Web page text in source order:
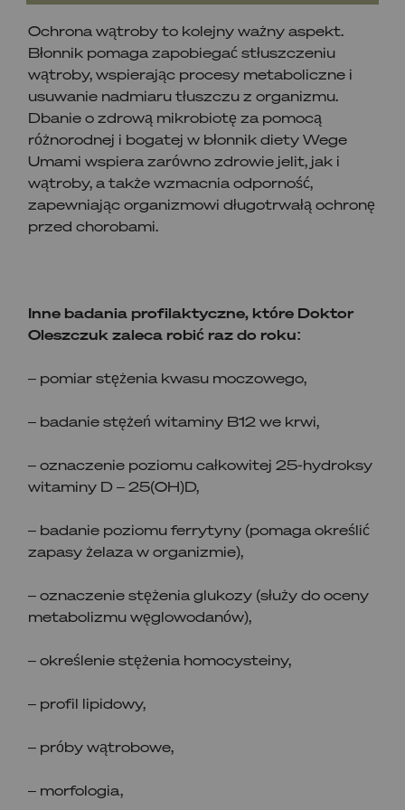
Ochrona wątroby to kolejny ważny aspekt.
Błonnik pomaga zapobiegać stłuszczeniu
wątroby, wspierając procesy metaboliczne i
usuwanie nadmiaru tłuszczu z organizmu.
Dbanie o zdrową mikrobiotę za pomocą
różnorodnej i bogatej w błonnik diety Wege
Umami wspiera zarówno zdrowie jelit, jak i
wątroby, a także wzmacnia odporność,
zapewniając organizmowi długotrwałą ochronę
przed chorobami.
Inne badania profilaktyczne, które Doktor
Oleszczuk zaleca robić raz do roku:
– pomiar stężenia kwasu moczowego,
– badanie stężeń witaminy B12 we krwi,
– oznaczenie poziomu całkowitej 25-hydroksy
witaminy D – 25(OH)D,
– badanie poziomu ferrytyny (pomaga określić
zapasy żelaza w organizmie),
– oznaczenie stężenia glukozy (służy do oceny
metabolizmu węglowodanów),
– określenie stężenia homocysteiny,
– profil lipidowy,
– próby wątrobowe,
– morfologia,